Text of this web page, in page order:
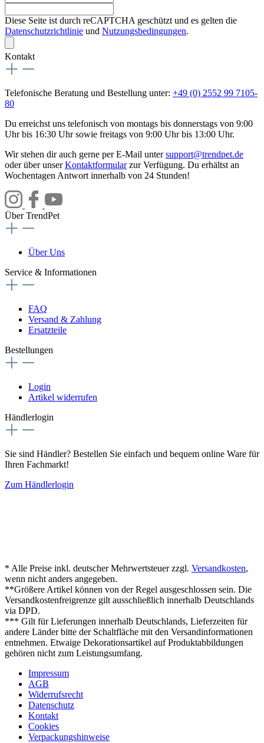
Diese Seite ist durch reCAPTCHA geschützt und es gelten die
Datenschutzrichtlinie und Nutzungsbedingungen.
Kontakt
Telefonische Beratung und Bestellung unter: +49 (0) 2552 99 7105-
80
Du erreichst uns telefonisch von montags bis donnerstags von 9:00
Uhr bis 16:30 Uhr sowie freitags von 9:00 Uhr bis 13:00 Uhr.
Wir stehen dir auch gerne per E-Mail untersupport@trendpet.de
oder über unserKontaktformularzur Verfügung. Du erhältst an
Wochentagen Antwort innerhalb von 24 Stunden!
Über TrendPet
Über Uns
Service & Informationen
FAQ
Versand & Zahlung
Ersatzteile
Bestellungen
Login
Artikel widerrufen
Händlerlogin
Sie sind Händler? Bestellen Sie einfach und bequem online Ware für
Ihren Fachmarkt!
Zum Händlerlogin
* Alle Preise inkl. deutscher Mehrwertsteuer zzgl. Versandkosten,
wenn nicht anders angegeben.
**Größere Artikel können von der Regel ausgeschlossen sein. Die
Versandkostenfreigrenze gilt ausschließlich innerhalb Deutschlands
via DPD.
*** Gilt für Lieferungen innerhalb Deutschlands, Lieferzeiten für
andere Länder bitte der Schaltfläche mit den Versandinformationen
entnehmen. Etwaige Dekorationsartikel auf Produktabbildungen
gehören nicht zum Leistungsumfang.
Impressum
AGB
Widerrufsrecht
Datenschutz
Kontakt
Cookies
Verpackungshinweise